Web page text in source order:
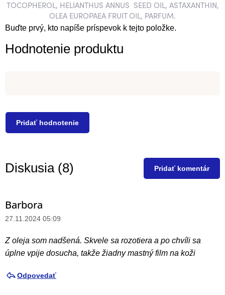
TOCOPHEROL, HELIANTHUS ANNUS SEED OIL, ASTAXANTHIN,
OLEA EUROPAEA FRUIT OIL, PARFUM.
Buďte prvý, kto napíše príspevok k tejto položke.
Hodnotenie produktu
Pridať hodnotenie
Diskusia (8) Pridať komentár
V
ý
i
s
d
Barbora
27.11.2024 05:09
Z oleja som nadšená. Skvele sa rozotiera a po chvíli sa
úplne vpije dosucha, takže žiadny mastný film na koži
Odpovedať